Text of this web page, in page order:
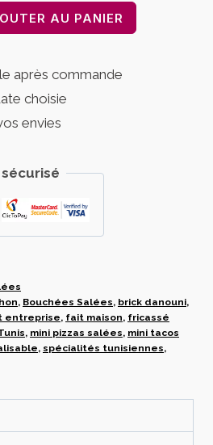
AU PANIER
après commande
choisie
envies
, Bouchées Salées, brick danouni,
entreprise, fait maison, fricassé
, mini pizzas salées, mini tacos
, spécialités tunisiennes,